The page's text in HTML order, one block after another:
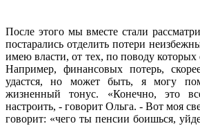
После этого мы вместе стали
постарались отделить потери
имею власти, от тех, по поводу которых
Например, финансовых потерь,
удастся, но может быть, я могу
жизненный тонус. «Конечно, это
настроить, - говорит Ольга. - Вот моя
говорит: «чего ты пенсии боишься,